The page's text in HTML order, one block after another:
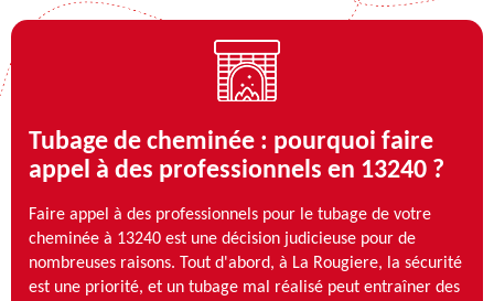
Tubage de cheminée : pourquoi faire
appel à des professionnels en 13240 ?
Faire appel à des professionnels pour le tubage de votre
cheminée à 13240 est une décision judicieuse pour de
nombreuses raisons. Tout d'abord, à La Rougiere, la sécurité
est une priorité, et un tubage mal réalisé peut entraîner des